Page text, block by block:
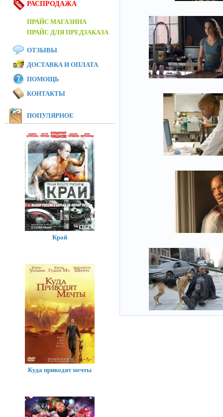
РАСПРОДАЖА
ПРАЙС МАГАЗИНА
ПРАЙС ДЛЯ ПРЕДЗАКАЗА
ОТЗЫВЫ
ДОСТАВКА И ОПЛАТА
ПОМОЩЬ
КОНТАКТЫ
ПОПУЛЯРНОЕ
Край
Куда приводят мечты